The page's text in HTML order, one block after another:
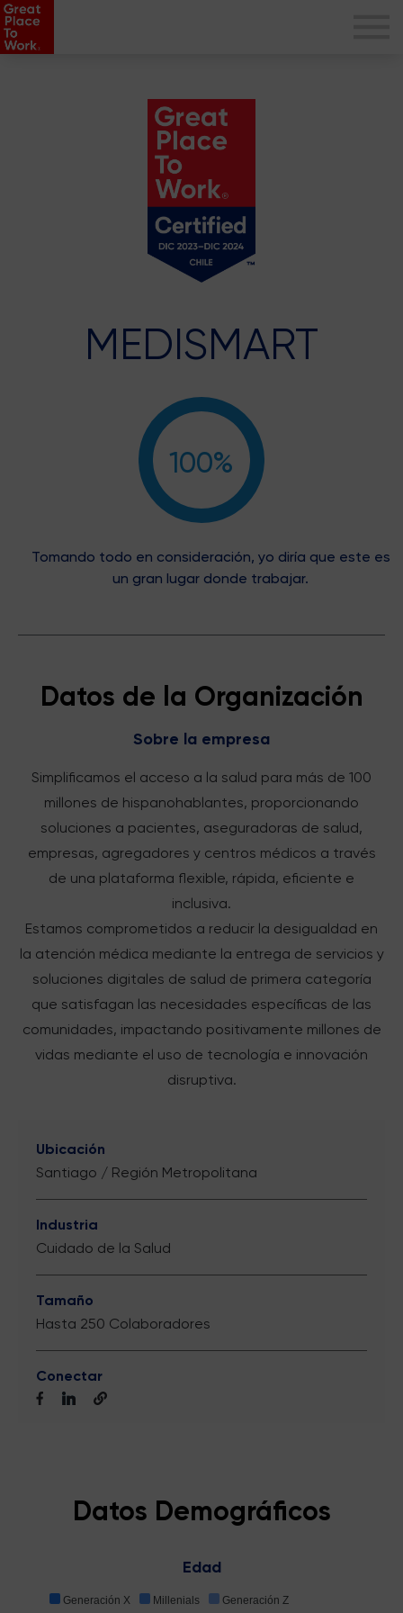
MEDISMART
100%
Tomando todo en consideración, yo diría que este es
un gran lugar donde trabajar.
Datos de la Organización
Sobre la empresa
Simplificamos el acceso a la salud para más de 100
millones de hispanohablantes, proporcionando
soluciones a pacientes, aseguradoras de salud,
empresas, agregadores y centros médicos a través
de una plataforma flexible, rápida, eficiente e
inclusiva.
Estamos comprometidos a reducir la desigualdad en
la atención médica mediante la entrega de servicios y
soluciones digitales de salud de primera categoría
que satisfagan las necesidades específicas de las
comunidades, impactando positivamente millones de
vidas mediante el uso de tecnología e innovación
disruptiva.
Ubicación
Santiago / Región Metropolitana
Industria
Cuidado de la Salud
Tamaño
Hasta 250 Colaboradores
Conectar
Datos Demográficos
Edad
Generación X Millenials Generación Z